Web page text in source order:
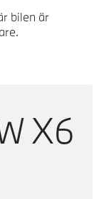
bilen är
X6